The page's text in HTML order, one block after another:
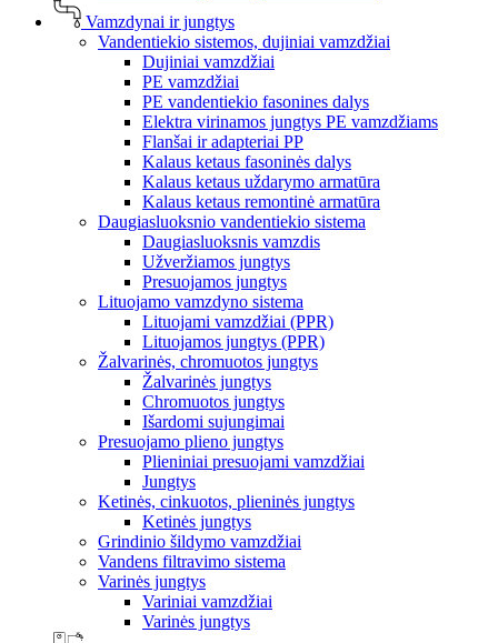
Vamzdynai ir jungtys
Vandentiekio sistemos, dujiniai vamzdžiai
Dujiniai vamzdžiai
PE vamzdžiai
PE vandentiekio fasonines dalys
Elektra virinamos jungtys PE vamzdžiams
Flanšai ir adapteriai PP
Kalaus ketaus fasoninės dalys
Kalaus ketaus uždarymo armatūra
Kalaus ketaus remontinė armatūra
Daugiasluoksnio vandentiekio sistema
Daugiasluoksnis vamzdis
Užveržiamos jungtys
Presuojamos jungtys
Lituojamo vamzdyno sistema
Lituojami vamzdžiai (PPR)
Lituojamos jungtys (PPR)
Žalvarinės, chromuotos jungtys
Žalvarinės jungtys
Chromuotos jungtys
Išardomi sujungimai
Presuojamo plieno jungtys
Plieniniai presuojami vamzdžiai
Jungtys
Ketinės, cinkuotos, plieninės jungtys
Ketinės jungtys
Grindinio šildymo vamzdžiai
Vandens filtravimo sistema
Varinės jungtys
Variniai vamzdžiai
Varinės jungtys